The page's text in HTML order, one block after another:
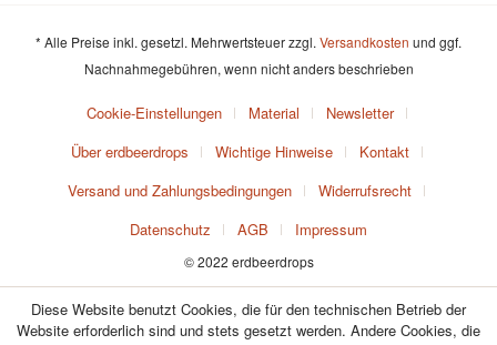
* Alle Preise inkl. gesetzl. Mehrwertsteuer zzgl. Versandkosten und ggf.
Nachnahmegebühren, wenn nicht anders beschrieben
Cookie-Einstellungen Material
Newsletter
Über erdbeerdrops
Wichtige Hinweise
Kontakt
Versand und Zahlungsbedingungen
Widerrufsrecht
Datenschutz
AGB Impressum
© 2022 erdbeerdrops
Diese Website benutzt Cookies, die für den technischen Betrieb der
Website erforderlich sind und stets gesetzt werden. Andere Cookies, die